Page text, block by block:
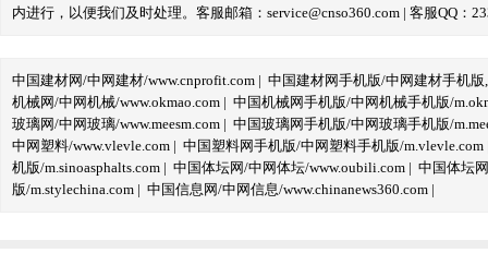
内进行，以便我们及时处理。客服邮箱：service@cnso360.com | 客服QQ：
中国建材网/中网建材/www.cnprofit.com | 中国建材网手机版/中网建材手机版
机械网/中网机械/www.okmao.com | 中国机械网手机版/中网机械手机版/
玻璃网/中网玻璃/www.meesm.com | 中国玻璃网手机版/中网玻璃手机版/
中网塑料/www.vlevle.com | 中国塑料网手机版/中网塑料手机版/m.vlevle.com
机版/m.sinoasphalts.com | 中国体坛网/中网体坛/www.oubili.com | 中国体坛
版/m.stylechina.com | 中国信息网/中网信息/www.chinanews360.com |